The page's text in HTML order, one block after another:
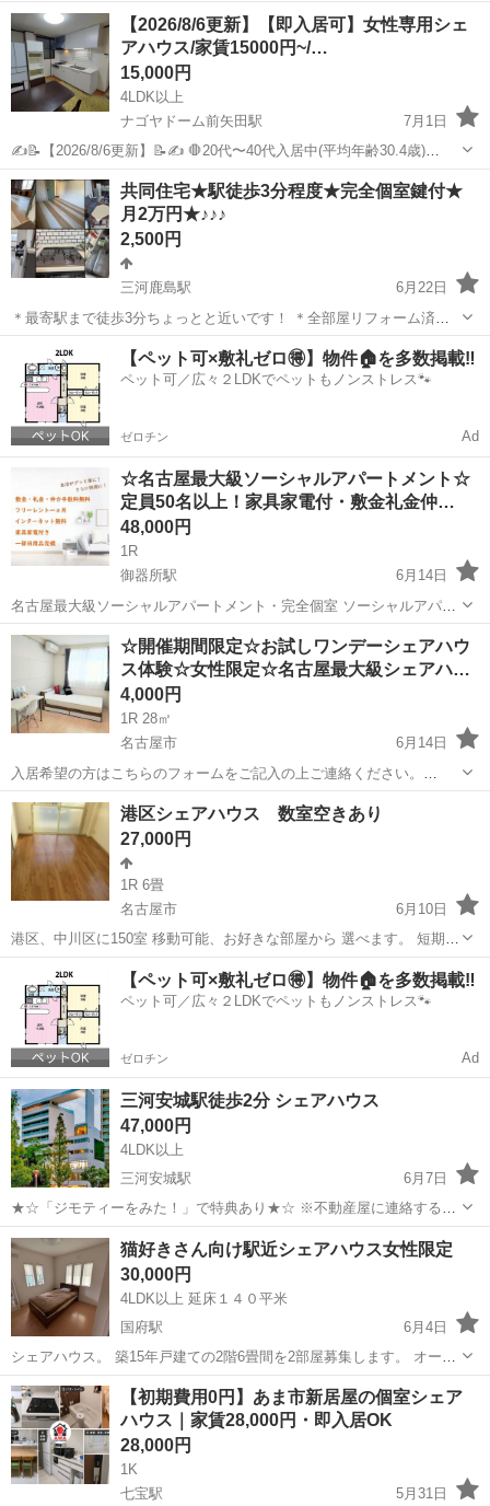
イターの方、アート・サブカルが好きな人、多く入居されています。
穏やかな人柄の方が多いように思います。 名駅の裏、米野防災公園の
近く、24時間のスーパ...
愛知 名古屋市 名古屋駅 シェアハウス 初期
【2026/8/6更新】【即入居可】女性専用シェ
アハウス/家賃15000円~/…
15,000円
4LDK以上
ナゴヤドーム前矢田駅
7月1日
✍️📝【2026/8/6更新】📝✍️ 🛑20代〜40代入居中(平均年齢30.4歳)
👇👇👇現在入居者を募集しているお部屋👇👇👇
🛑【106号室】🛑 :家賃40,000円 :約1...
愛知 名古屋市 ナゴヤドーム前矢田駅 シェアハウス
初期
共同住宅★駅徒歩3分程度★完全個室鍵付★
月2万円★♪♪♪
2,500円
三河鹿島駅
6月22日
＊最寄駅まで徒歩3分ちょっとと近いです！ ＊全部屋リフォーム済
み、6畳から8畳以上の広い部屋もあります！ ＊家賃:20000円・ルーム
シェア部屋もあります。！ 一人暮らしが不安な方へ｜月2万円〜｜完
全個室鍵付き 家賃をと...
三河鹿島駅 シェアハウス
【ペット可×敷礼ゼロ🉐】物件🏠を多数掲載‼️
ペット可／広々２LDKでペットもノンストレス🐾
ゼロチン Ad
☆名古屋最大級ソーシャルアパートメント☆
定員50名以上！家具家電付・敷金礼金仲…
48,000円
1R
御器所駅
6月14日
名古屋最大級ソーシャルアパートメント・完全個室 ソーシャルアパー
トメントタイプもあるためプライベートもGOOD！ ★ジモティー申込
限定★ 3つの無料 ①仲介手数料無料 ➁敷金礼金不要 ➂更新料不要 さ
愛知 名古屋市 御器所駅 シェアハウス 仲介手数料
☆開催期間限定☆お試しワンデーシェアハウ
ス体験☆女性限定☆名古屋最大級シェアハ…
4,000円
1R 28㎡
名古屋市
6月14日
入居希望の方はこちらのフォームをご記入の上ご連絡ください。
https://forms.gle/tE8hVTUpX27PEC339 オンライン内見
https://my.matterport.com/show/?m...
愛知 名古屋市 シェアハウス 仲介手数料
港区シェアハウス 数室空きあり
27,000円
1R 6畳
名古屋市
6月10日
港区、中川区に150室 移動可能、お好きな部屋から 選べます。 短期や
駐車場もご相談ください 22000円～33000円 (エアコンありなしにより)
光熱費込み、地域最安値 簡易個室あります。 Htt...
名古屋市 シェアハウス
【ペット可×敷礼ゼロ🉐】物件🏠を多数掲載‼️
ペット可／広々２LDKでペットもノンストレス🐾
ゼロチン Ad
三河安城駅徒歩2分 シェアハウス
47,000円
4LDK以上
三河安城駅
6月7日
★☆「ジモティーをみた！」で特典あり★☆ ※不動産屋に連絡すると
特典がありません※ 必ずジモティー経由のDMや、下記の電話番号に
てご連絡をお願いいたします。 愛知県安城市の中心、三河安城駅から
徒歩2分の場所に...
愛知 安城市 三河安城駅 シェアハウス 徒歩
猫好きさん向け駅近シェアハウス女性限定
30,000円
4LDK以上 延床１４０平米
国府駅
6月4日
シェアハウス。 築15年戸建ての2階6畳間を2部屋募集します。 オール
電化 既に3名の入居者さんがいらっしゃいます。 名鉄国府駅徒歩10分
敷金礼金なし。別途退去時に玄関のカギの交換費用として30000円をい
ただき...
愛知 豊川市 国府駅 シェアハウス
【初期費用0円】あま市新居屋の個室シェア
ハウス｜家賃28,000円・即入居OK
28,000円
1K
七宝駅
5月31日